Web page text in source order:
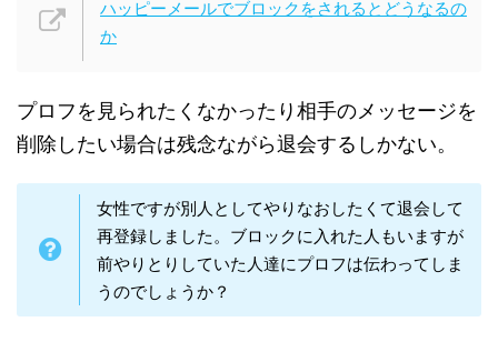
ハッピーメールでブロックをされるとどうなるの
か
プロフを見られたくなかったり相手のメッセージを
削除したい場合は残念ながら退会するしかない。
女性ですが別人としてやりなおしたくて退会して
再登録しました。ブロックに入れた人もいますが
前やりとりしていた人達にプロフは伝わってしま
うのでしょうか？